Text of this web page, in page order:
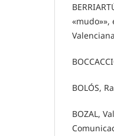
«mudo»»,
BOLÓS,
BOZAL,